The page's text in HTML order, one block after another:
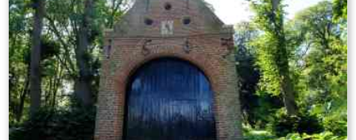
gevangen wordt. En niets is minder waar.
Tegenover de twee visrestaurants ligt in het
kleinste haventje van Europa eenzaam en
alleen de HL6. Navraag in het restaurant leert
dan dit de vissersboot van de gebroeders De
Vries is. Zij zijn de laatste overgebleven vissers